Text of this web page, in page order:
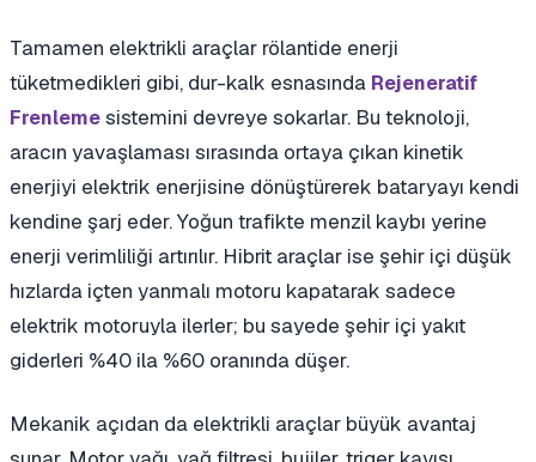
Tamamen elektrikli araçlar rölantide enerji
tüketmedikleri gibi, dur-kalk esnasında Rejeneratif
Frenlemesistemini devreye sokarlar. Bu teknoloji,
aracın yavaşlaması sırasında ortaya çıkan kinetik
enerjiyi elektrik enerjisine dönüştürerek bataryayı kendi
kendine şarj eder. Yoğun trafikte menzil kaybı yerine
enerji verimliliği artırılır. Hibrit araçlar ise şehir içi düşük
hızlarda içten yanmalı motoru kapatarak sadece
elektrik motoruyla ilerler; bu sayede şehir içi yakıt
giderleri %40 ila %60 oranında düşer.
Mekanik açıdan da elektrikli araçlar büyük avantaj